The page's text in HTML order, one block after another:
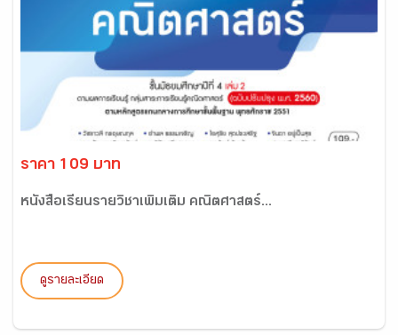
ราคา 109 บาท
หนังสือเรียนรายวิชาเพิ่มเติม คณิตศาสตร์...
ดูรายละเอียด